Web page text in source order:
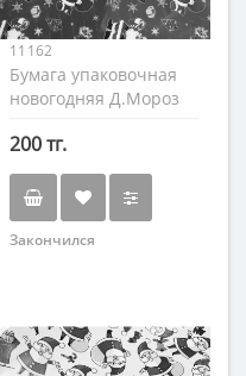
11162
Бумага упаковочная
новогодняя Д.Мороз
200 тг.
Закончился